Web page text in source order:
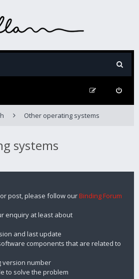
Other operating systems
systems
post, please follow ourBinding Forum
enquiry at least about
and last update
components that are related to
version number
to solve the problem